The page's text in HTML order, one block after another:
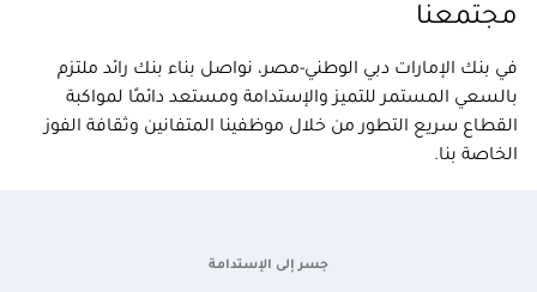
مجتمعنا
في بنك الإمارات دبي الوطني-مصر، نواصل بناء بنك رائد ملتزم
بالسعي المستمر للتميز والإستدامة ومستعد دائمًا لمواكبة
القطاع سريع التطور من خلال موظفينا المتفانين وثقافة الفوز
الخاصة بنا.
جسر إلى الإستدامة